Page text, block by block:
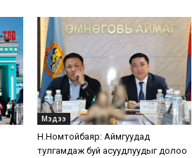
Мэдээ
Н.Номтойбаяр: Аймгуудад
тулгамдаж буй асуудлуудыг долоо